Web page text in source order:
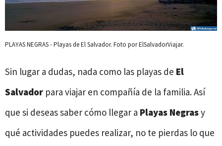
PLAYAS NEGRAS - Playas de El Salvador. Foto por ElSalvadorViajar.
Sin lugar a dudas, nada como las playas de El
Salvador para viajar en compañía de la familia. Así
que si deseas saber cómo llegar a Playas Negrasy
qué actividades puedes realizar, no te pierdas lo que